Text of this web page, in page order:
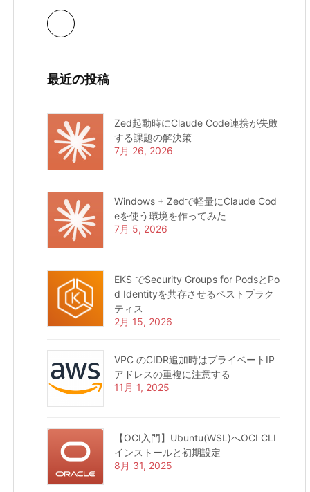
最近の投稿
Zed起動時にClaude Code連携が失敗
する課題の解決策
7月 26, 2026
Windows + Zedで軽量にClaude Cod
eを使う環境を作ってみた
7月 5, 2026
EKS でSecurity Groups for PodsとPo
d Identityを共存させるベストプラク
ティス
2月 15, 2026
VPC のCIDR追加時はプライベートIP
アドレスの重複に注意する
11月 1, 2025
【OCI入門】Ubuntu(WSL)へOCI CLI
インストールと初期設定
8月 31, 2025